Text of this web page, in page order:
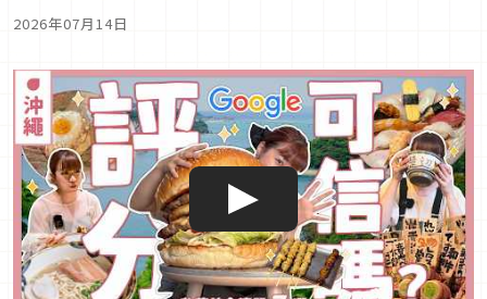
2026年07月14日